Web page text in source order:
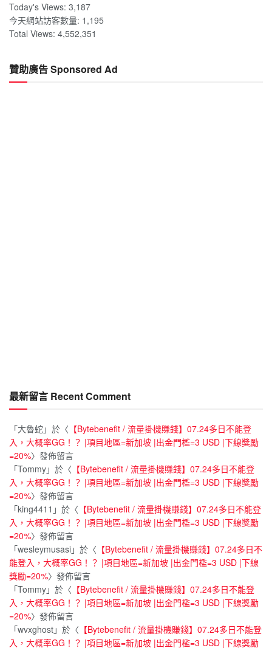
Today's Views: 3,187
今天網站訪客數量: 1,195
Total Views: 4,552,351
贊助廣告 Sponsored Ad
最新留言 Recent Comment
「大魯蛇」於〈 【Bytebenefit / 流量掛機賺錢】07.24多日不能登
入，大概率GG！？ |項目地區=新加坡 |出金門檻=3 USD |下線獎勵
=20%〉發佈留言
「Tommy」於〈 【Bytebenefit / 流量掛機賺錢】07.24多日不能登
入，大概率GG！？ |項目地區=新加坡 |出金門檻=3 USD |下線獎勵
=20%〉發佈留言
「king4411 」於〈 【Bytebenefit / 流量掛機賺錢】07.24多日不能登
入，大概率GG！？ |項目地區=新加坡 |出金門檻=3 USD |下線獎勵
=20%〉發佈留言
「wesleymusasi」於〈 【Bytebenefit / 流量掛機賺錢】07.24多日不
能登入，大概率GG！？ |項目地區=新加坡 |出金門檻=3 USD |下線
獎勵=20%〉發佈留言
「Tommy」於〈 【Bytebenefit / 流量掛機賺錢】07.24多日不能登
入，大概率GG！？ |項目地區=新加坡 |出金門檻=3 USD |下線獎勵
=20%〉發佈留言
「wvxghost」於〈 【Bytebenefit / 流量掛機賺錢】07.24多日不能登
入，大概率GG！？ |項目地區=新加坡 |出金門檻=3 USD |下線獎勵